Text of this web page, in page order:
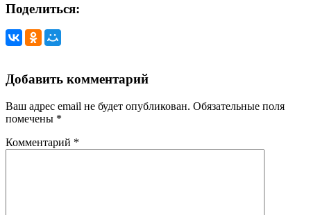
Поделиться:
Добавить комментарий
Ваш адрес email не будет опубликован. Обязательные поля
помечены *
Комментарий *